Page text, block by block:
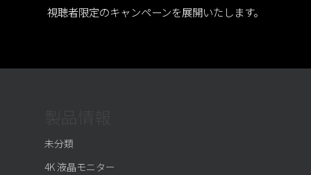
視聴者限定のキャンペーンを展開いたします。
未分類
4K 液晶モニター